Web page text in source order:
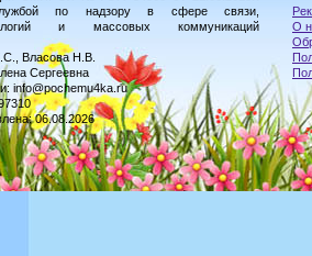
по надзору в сфере связи,
и массовых коммуникаций
Власова Н.В.
Сергеевна
info@pochemu4ka.ru
06.08.2026
О